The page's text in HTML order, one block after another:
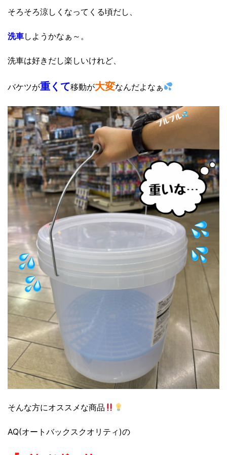
そろそろ涼しくなってくる頃だし、
洗車しようかなぁ～。
洗車は好きだし楽しいけれど、
バケツが重くて移動が大変なんだよなぁ
そんな方にオススメな商品
AQ(オートバックスクオリティ)の